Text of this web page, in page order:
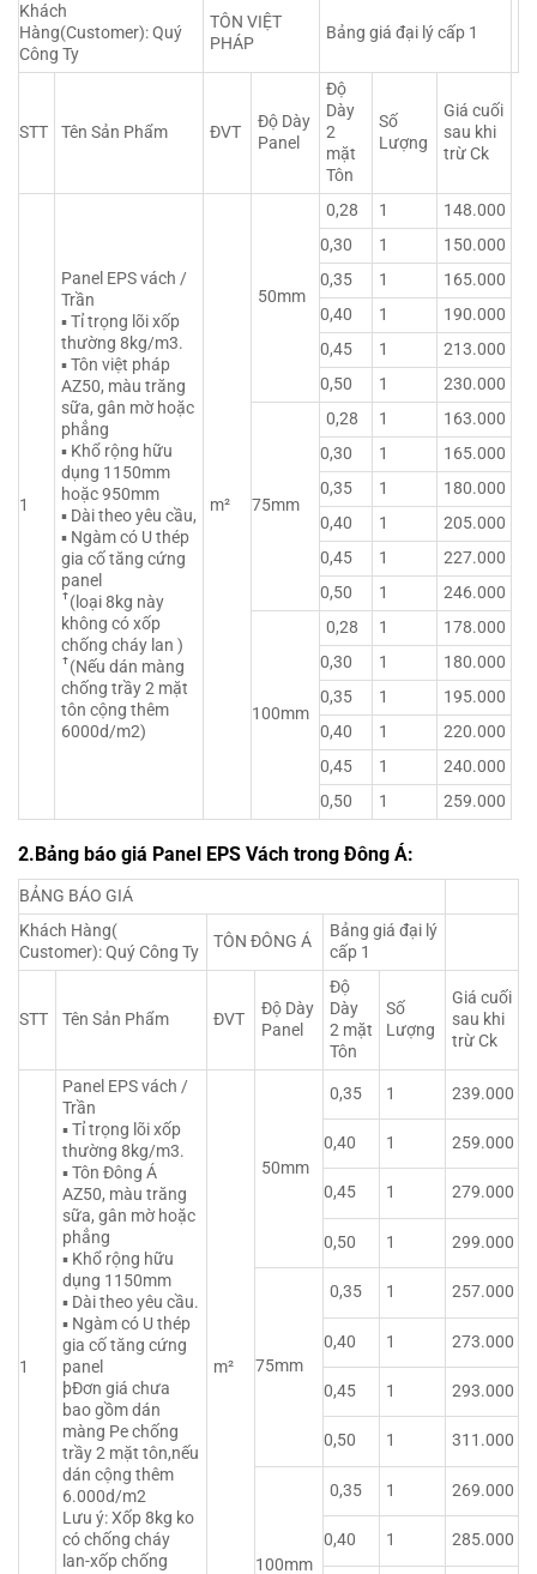
Khách
Hàng(Customer): Quý
Công Ty
TÔN VIỆT
PHÁP
Bảng giá đại lý cấp 1
STT Tên Sản Phẩm ĐVT
Độ Dày
Panel
Độ
Dày
2
mặt
Tôn
Số
Lượng
Giá cuối
sau khi
trừ Ck
1
Panel EPS vách /
Trần
▪ Tỉ trọng lõi xốp
thường 8kg/m3.
▪ Tôn việt pháp
AZ50, màu trăng
sữa, gân mờ hoặc
phẳng
▪ Khổ rộng hữu
dụng 1150mm
hoặc 950mm
▪ Dài theo yêu cầu,
▪ Ngàm có U thép
gia cố tăng cứng
panel
ꜛ(loại 8kg này
không có xốp
chống cháy lan )
ꜛ(Nếu dán màng
chống trầy 2 mặt
tôn cộng thêm
6000d/m2)
m²
50mm
0,28 1
148.000
0,30
1
150.000
0,35
1
165.000
0,40
1
190.000
0,45
1
213.000
0,50
1 230.000
75mm
0,28 1
163.000
0,30
1
165.000
0,35
1
180.000
0,40
1
205.000
0,45
1
227.000
0,50
1 246.000
100mm
0,28 1
178.000
0,30
1
180.000
0,35
1
195.000
0,40
1
220.000
0,45
1
240.000
0,50
1 259.000
2.Bảng báo giá Panel EPS Vách trong Đông Á:
BẢNG BÁO GIÁ
Khách Hàng(
Customer): Quý Công Ty
TÔN ĐÔNG Á
Bảng giá đại lý
cấp 1
STT Tên Sản Phẩm ĐVT
Độ Dày
Panel
Độ
Dày
2 mặt
Tôn
Số
Lượng
Giá cuối
sau khi
trừ Ck
1
Panel EPS vách /
Trần
▪ Tỉ trọng lõi xốp
thường 8kg/m3.
▪ Tôn Đông Á
AZ50, màu trăng
sữa, gân mờ hoặc
phẳng
▪ Khổ rộng hữu
dụng 1150mm
▪ Dài theo yêu cầu.
▪ Ngàm có U thép
gia cố tăng cứng
panel
þĐơn giá chưa
bao gồm dán
màng Pe chống
trầy 2 mặt tôn,nếu
dán cộng thêm
6.000d/m2
Lưu ý: Xốp 8kg ko
có chống cháy
lan-xốp chống
m²
50mm
0,35 1 239.000
0,40 1 259.000
0,45 1 279.000
0,50 1 299.000
75mm
0,35 1 257.000
0,40 1 273.000
0,45 1 293.000
0,50 1 311.000
100mm
0,35 1 269.000
0,40 1 285.000